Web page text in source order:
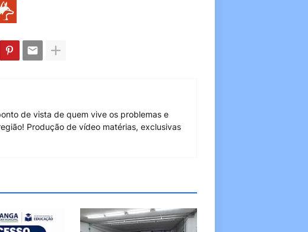
de vista de quem vive os problemas e
Produção de vídeo matérias, exclusivas